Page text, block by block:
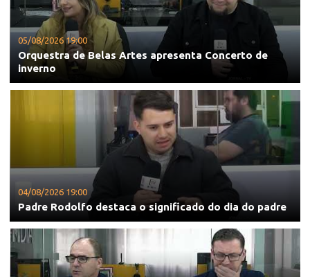
05/08/2026 19:00
Orquestra de Belas Artes apresenta Concerto de
inverno
04/08/2026 19:00
Padre Rodolfo destaca o significado do dia do padre